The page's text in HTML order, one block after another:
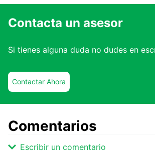
Contacta un asesor
Si tienes alguna duda no dudes en
Contactar Ahora
Comentarios
Escribir un comentario